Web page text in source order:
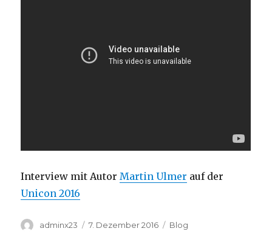
Interview mit AutorMartin Ulmer auf der
Unicon 2016
Autor
adminx23
Veröffentlicht
7. Dezember 2016 Kategorien
Blog